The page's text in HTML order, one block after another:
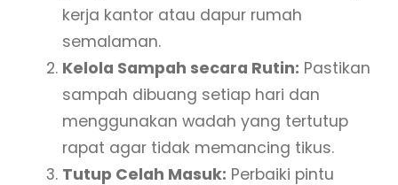
kerja kantor atau dapur rumah
semalaman.
Kelola Sampah secara Rutin: Pastikan
sampah dibuang setiap hari dan
menggunakan wadah yang tertutup
rapat agar tidak memancing tikus.
Tutup Celah Masuk: Perbaiki pintu